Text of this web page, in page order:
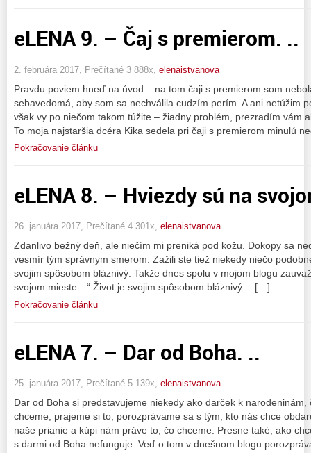
eLENA 9. – Čaj s premierom. ..
2. februára 2017, Prečítané 3 888x, elenaistvanova
Pravdu poviem hneď na úvod – na tom čaji s premierom som
sebavedomá, aby som sa nechválila cudzím perím. A ani netúžim
však vy po niečom takom túžite – žiadny problém, prezradím vám
To moja najstaršia dcéra Kika sedela pri čaji s premierom minulú
Pokračovanie článku
eLENA 8. – Hviezdy sú na
26. januára 2017, Prečítané 4 301x, elenaistvanova
Zdanlivo bežný deň, ale niečím mi preniká pod kožu. Dokopy sa
vesmír tým správnym smerom. Zažili ste tiež niekedy niečo
svojim spôsobom bláznivý. Takže dnes spolu v mojom blogu
svojom mieste…“ Život je svojim spôsobom bláznivý… […]
Pokračovanie článku
eLENA 7. – Dar od Boha. ..
25. januára 2017, Prečítané 5 139x, elenaistvanova
Dar od Boha si predstavujeme niekedy ako darček k narodeninám,
chceme, prajeme si to, porozprávame sa s tým, kto nás chce
naše prianie a kúpi nám práve to, čo chceme. Presne také, ako
s darmi od Boha nefunguje. Veď o tom v dnešnom blogu